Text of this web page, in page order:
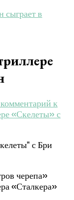
сыграет в
к
«Скелеты» с
черепа»
«Сталкера»